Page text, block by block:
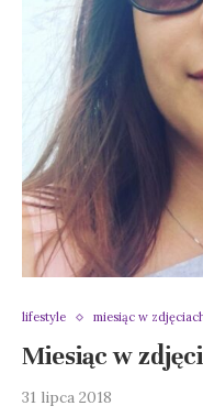
lifestyle miesiąc w
Miesiąc w
31 lipca 2018